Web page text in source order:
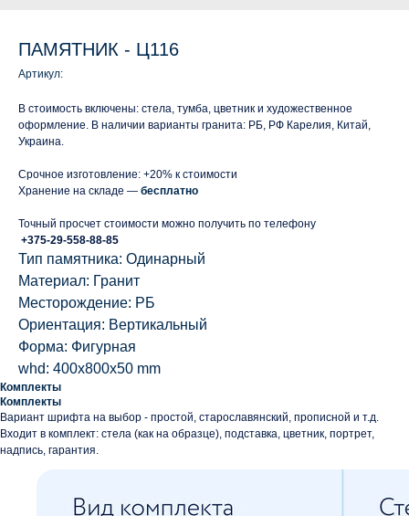
ПАМЯТНИК - Ц116
Артикул:
В стоимость включены: стела, тумба, цветник и художественное
оформление. В наличии варианты гранита: РБ, РФ Карелия, Китай,
Украина.
Срочное изготовление: +20% к стоимости
Хранение на складе — бесплатно
Точный просчет стоимости можно получить по телефону
+375-29-558-88-85
Тип памятника: Одинарный
Материал: Гранит
Месторождение: РБ
Ориентация: Вертикальный
Форма: Фигурная
whd: 400x800x50 mm
Комплекты
Комплекты
Вариант шрифта на выбор - простой, старославянский, прописной и т.д.
Входит в комплект: стела (как на образце), подставка, цветник, портрет,
надпись, гарантия.